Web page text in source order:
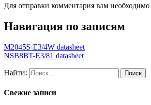
Для отправки комментария вам необходимо
Навигация по записям
M2045S-E3/4W datasheet
NSB8BT-E3/81 datasheet
Найти:
Свежие записи